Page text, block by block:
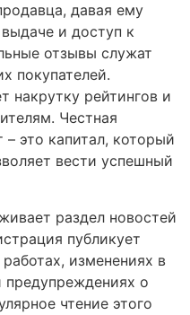
давая ему
и доступ к
отзывы служат
покупателей.
накрутку рейтингов и
Честная
– это капитал, который
вести успешный
раздел новостей
публикует
изменениях в
предупреждениях о
чтение этого